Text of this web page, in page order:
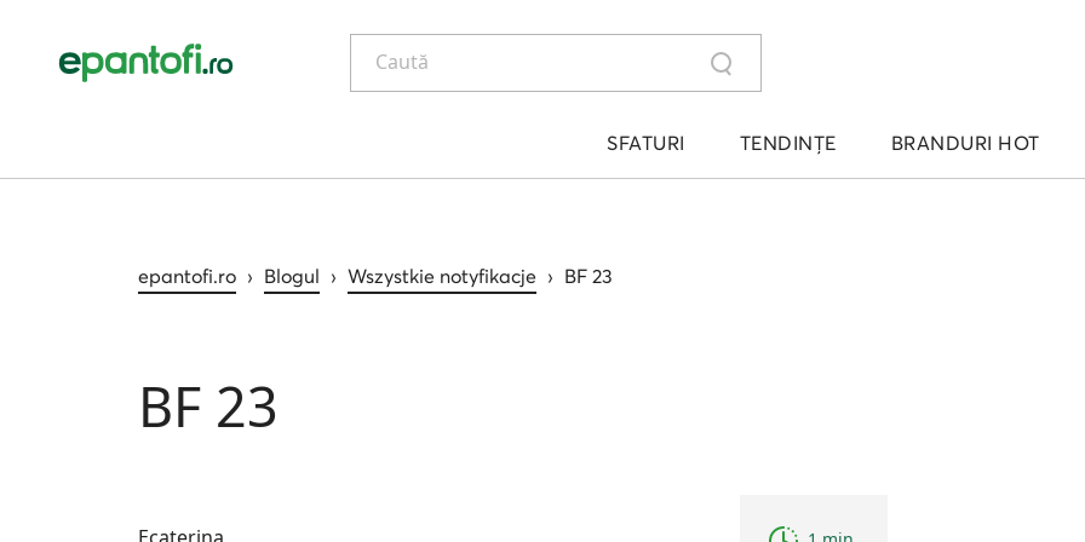
Caută
SFATURI TENDINȚE BRANDURI HOT
epantofi.ro › Blogul › Wszystkie notyfikacje › BF 23
BF 23